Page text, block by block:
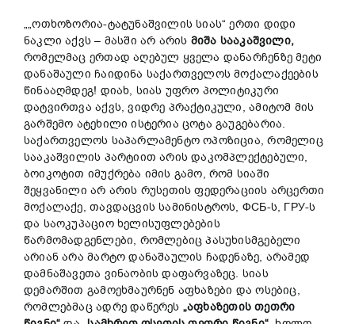
„„ოთხოზორია-ტატუნაშვილის სიას“ ერთი დიდი
ნაკლი აქვს – მასში არ არის მიშა სააკაშვილი,
რომელმაც ერთად აღებულ ყველა დანარჩენზე მეტი
დანაშაული ჩაიდინა საქართველოს მოქალაქეების
წინააღმდეგ! დიახ, სიას უფრო პოლიტიკური
დატვირთვა აქვს, ვიდრე პრაქტიკული, ამიტომ მის
გარშემო ატეხილი ისტერია ცოტა გაუგებარია.
საქართველოს საპარლამენტო ოპოზიცია, რომელიც
სააკაშვილის პარტიით არის დაკომპლექტებული,
ბოიკოტით იმუქრება იმის გამო, რომ სიაში
შეყვანილი არ არის რუსეთის ფედერაციის არცერთი
მოქალაქე, თავდაცვის სამინისტროს, ФСБ-ს, ГРУ-ს
და საოკუპაციო ხელისუფლებების
წარმომადგენლები, რომლებიც პასუხისმგებელი
არიან არა მარტო დანაშაულის ჩადენაზე, არამედ
დამნაშავეთა ვინაობის დაფარვაზეც. სიას
დემარშით გამოეხმაურნენ აფხაზები და ოსებიც,
რომლებმაც ადრე დაწერეს „აფხაზეთის თეთრი